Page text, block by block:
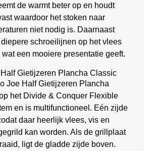
de warmt beter op en houdt
waardoor het stoken naar
niet nodig is. Daarnaast
schroeilijnen op het vlees
een mooiere presentatie geeft.
Gietijzeren Plancha Classic
Joe Half Gietijzeren Plancha
het Divide & Conquer Flexible
en is multifunctioneel. Eén zijde
daar heerlijk vlees, vis en
kan worden. Als de grillplaat
ligt de gladde zijde boven.